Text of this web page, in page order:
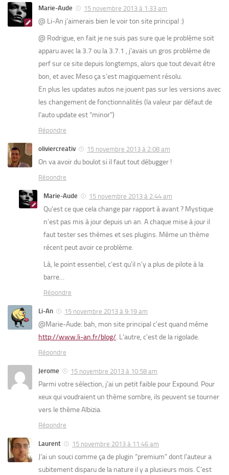
Marie-Aude 15 novembre 2013 à 1:33 am
@ Li-An j’aimerais bien le voir ton site principal :)
@ Rodrigue, en fait je ne suis pas sure que le problème soit
apparu avec la 3.7 ou la 3.7.1 , j’avais un gros problème de
perf sur ce site depuis longtemps, alors que tout devait être
bon, et avec Meso ça s’est magiquement résolu.
En plus les updates autos ne jouent pas sur les versions avec
les changement de fonctionnalités (la valeur par défaut de
l’auto update est “minor”)
Répondre
oliviercreativ 15 novembre 2013 à 2:08 am
On va avoir du boulot si il faut tout débugger !
Répondre
Marie-Aude 15 novembre 2013 à 2:44 am
Qu’est ce que cela change par rapport à avant ? Mystique
n’est pas mis à jour depuis un an. A chaque mise à jour il
faut tester ses thèmes et ses plugins. Même un thème
récent peut avoir ce problème.
Là, le point essentiel, c’est qu’il n’y a plus de pilote à la
barre…
Répondre
Li-An 15 novembre 2013 à 9:19 am
@Marie-Aude: bah, mon site principal c’est quand même
http://www.li-an.fr/blog/. L’autre, c’est de la rigolade.
Répondre
Jerome 15 novembre 2013 à 10:58 am
Parmi votre sélection, j’ai un petit faible pour Expound. Pour
xeux qui voudraient un thème sombre, ils peuvent se tourner
vers le thème Albizia.
Répondre
Laurent 15 novembre 2013 à 11:46 am
J’ai un souci comme ça de plugin “premium” dont l’auteur a
subitement disparu de la nature il y a plusieurs mois. C’est